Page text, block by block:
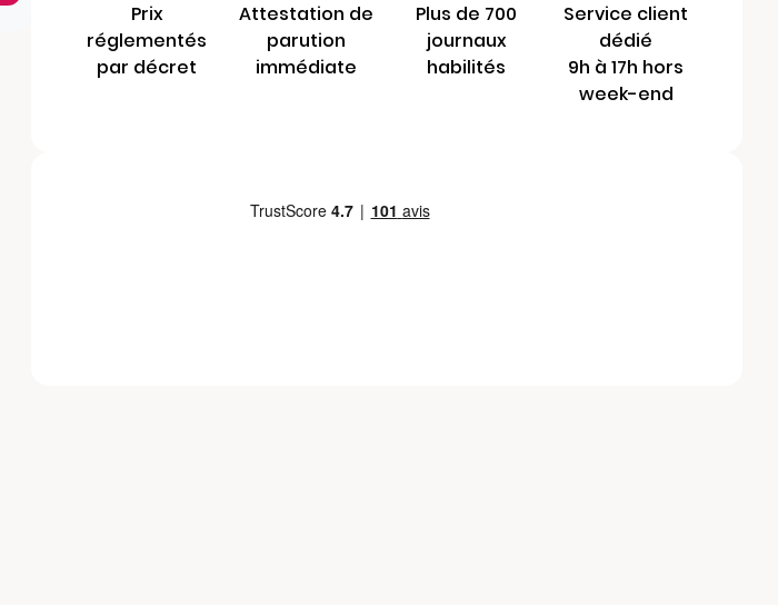
Prix
réglementés
par décret
Attestation de
parution
immédiate
Plus de 700
journaux
habilités
Service client
dédié
9h à 17h hors
week-end